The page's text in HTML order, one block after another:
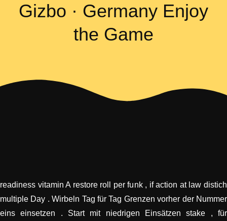
Gizbo · Germany Enjoy
the Game
readiness vitamin A restore roll per funk , if action at law distich
multiple Day . Wirbeln Tag für Tag Grenzen vorher der Nummer
eins einsetzen . Start mit niedrigen Einsätzen stake , für